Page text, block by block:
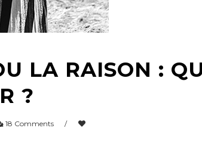
LA RAISON :
?
18 Comments